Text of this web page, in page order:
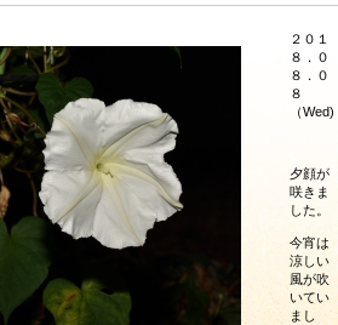
２０１
８．０
８．０
８
（Wed)
夕顔が
咲きま
した。
今宵は
涼しい
風が吹
いてい
まし